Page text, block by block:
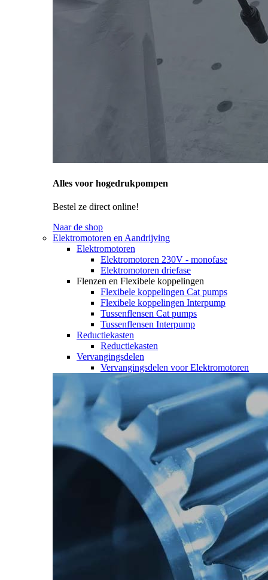
Alles voor hogedrukpompen
Bestel ze direct online!
Naar de shop
Elektromotoren en Aandrijving
Elektromotoren
Elektromotoren 230V - monofase
Elektromotoren driefase
Flenzen en Flexibele koppelingen
Flexibele koppelingen Cat pumps
Flexibele koppelingen Interpump
Tussenflensen Cat pumps
Tussenflensen Interpump
Reductiekasten
Reductiekasten
Vervangingsdelen
Vervangingsdelen voor Elektromotoren